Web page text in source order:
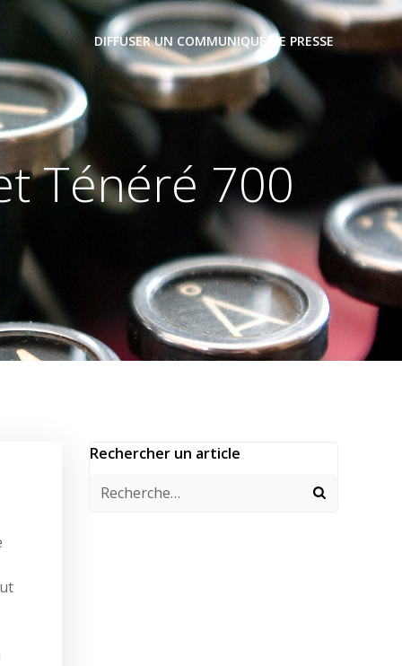
DIFFUSER UN COMMUNIQUÉ DE PRESSE
Ténéré 700
Rechercher un article